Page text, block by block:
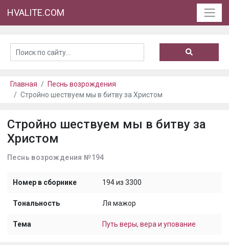
HVALITE.COM
Главная
Песнь возрождения
Стройно шествуем мы в битву за Христом
Стройно шествуем мы в битву за
Христом
Песнь возрождения №194
Номер в сборнике 194 из 3300
Тональность Ля мажор
Тема Путь веры, вера и упование